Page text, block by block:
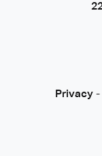
Privacy -